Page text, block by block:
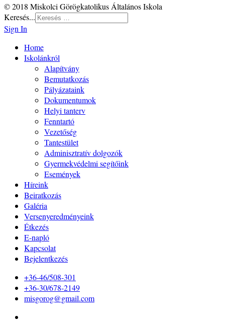
© 2018 Miskolci Görögkatolikus Általános Iskola
Keresés...
Sign In
Home
Iskolánkról
Alapítvány
Bemutatkozás
Pályázataink
Dokumentumok
Helyi tanterv
Fenntartó
Vezetőség
Tantestület
Adminisztratív dolgozók
Gyermekvédelmi segítőink
Események
Híreink
Beiratkozás
Galéria
Versenyeredményeink
Étkezés
E-napló
Kapcsolat
Bejelentkezés
+36-46/508-301
+36-30/678-2149
misgorog@gmail.com